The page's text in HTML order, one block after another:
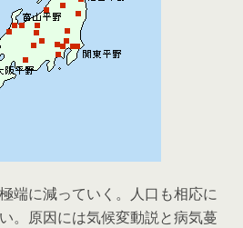
端に減っていく。人口も相応に
。原因には気候変動説と病気蔓